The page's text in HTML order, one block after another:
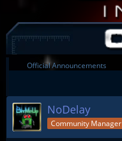
Official Announcements
NoDelay
Community Manager